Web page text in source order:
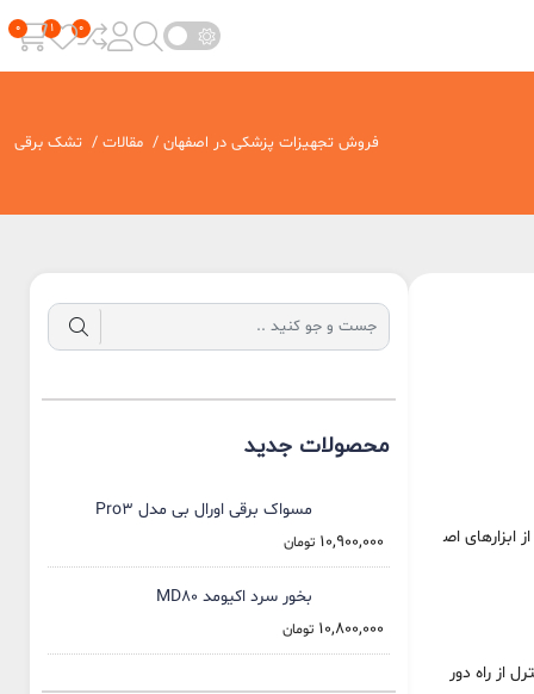
فروش تجهیزات پزشکی در اصفهان / مقالات / تشک برقی
ابزارهای اص
از راه دور
محصولات جدید
مسواک برقی اورال بی مدل Pro3
10,900,000 تومان
بخور سرد اکیومد MD80
10,800,000 تومان